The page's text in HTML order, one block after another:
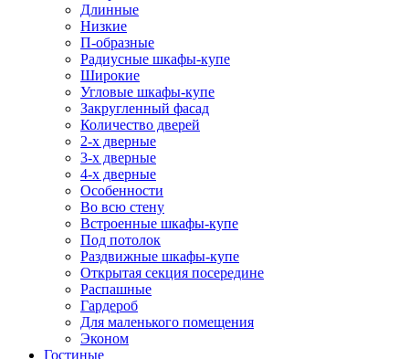
Длинные
Низкие
П-образные
Радиусные шкафы-купе
Широкие
Угловые шкафы-купе
Закругленный фасад
Количество дверей
2-х дверные
3-х дверные
4-х дверные
Особенности
Во всю стену
Встроенные шкафы-купе
Под потолок
Раздвижные шкафы-купе
Открытая секция посередине
Распашные
Гардероб
Для маленького помещения
Эконом
Гостиные